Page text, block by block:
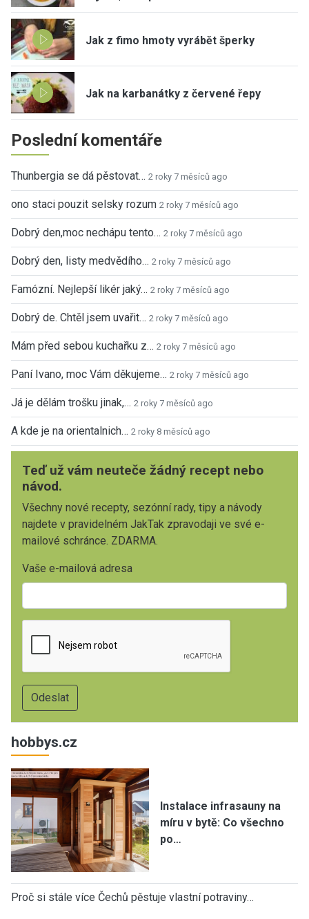
Jak z fimo hmoty vyrábět šperky
Jak na karbanátky z červené řepy
Poslední komentáře
Thunbergia se dá pěstovat… 2 roky 7 měsíců ago
ono staci pouzit selsky rozum 2 roky 7 měsíců ago
Dobrý den,moc nechápu tento… 2 roky 7 měsíců ago
Dobrý den, listy medvědího… 2 roky 7 měsíců ago
Famózní. Nejlepší likér jaký… 2 roky 7 měsíců ago
Dobrý de. Chtěl jsem uvařit… 2 roky 7 měsíců ago
Mám před sebou kuchařku z… 2 roky 7 měsíců ago
Paní Ivano, moc Vám děkujeme… 2 roky 7 měsíců ago
Já je dělám trošku jinak,… 2 roky 7 měsíců ago
A kde je na orientalnich… 2 roky 8 měsíců ago
Teď už vám neuteče žádný recept nebo
návod.
Všechny nové recepty, sezónní rady, tipy a návody
najdete v pravidelném JakTak zpravodaji ve své e-
mailové schránce. ZDARMA.
Vaše e-mailová adresa
hobbys.cz
Instalace infrasauny na
míru v bytě: Co všechno
po…
Proč si stále více Čechů pěstuje vlastní potraviny…